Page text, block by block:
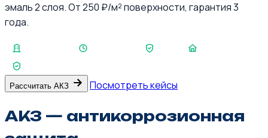
эмаль 2 слоя. От 250 ₽/м² поверхности, гарантия 3
года.
Рассчитать АКЗ Посмотреть кейсы
АКЗ — антикоррозионная